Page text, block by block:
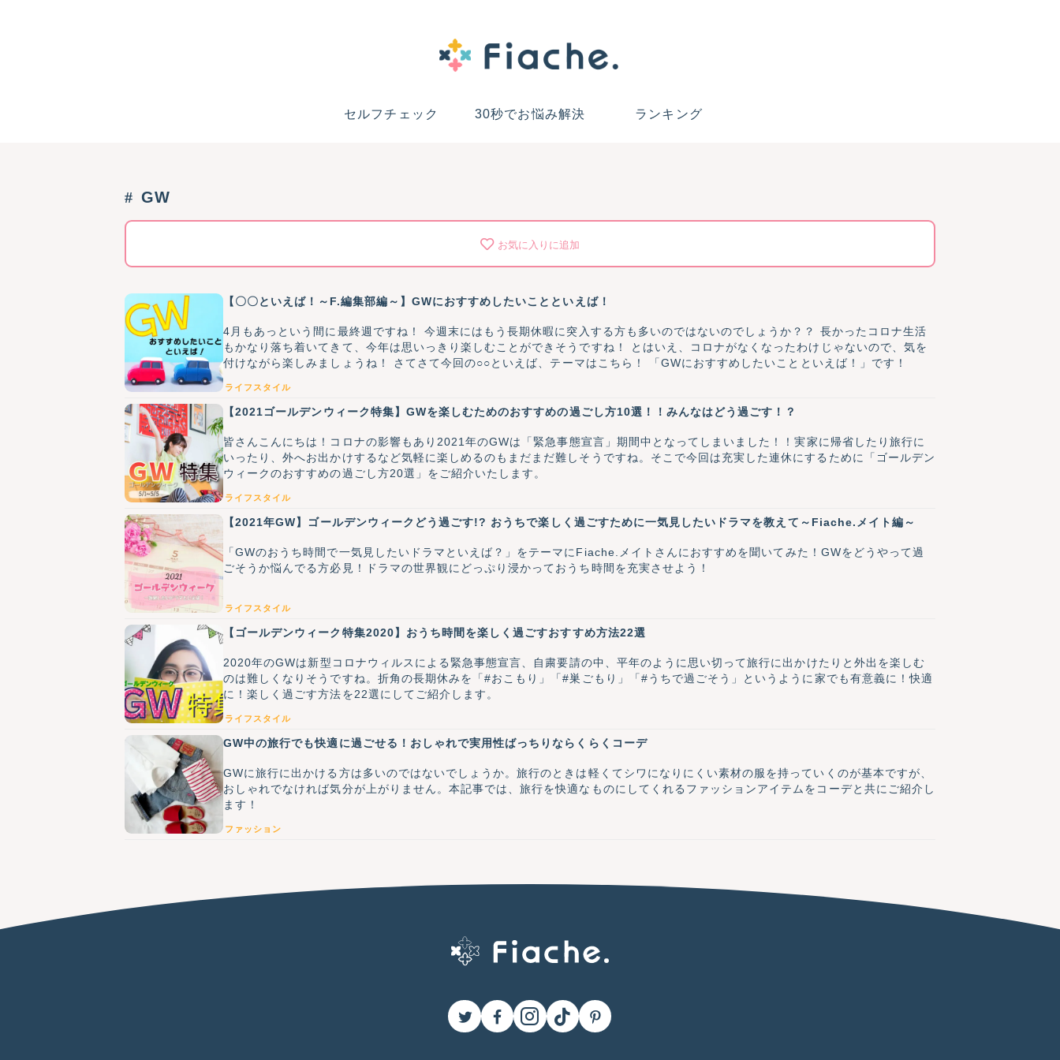
セルフチェック 30秒でお悩み解決 ランキング
GW
お気に入りに追加
【〇〇といえば！～F.編集部編～】GWにおすすめしたいことといえば！
4月もあっという間に最終週ですね！ 今週末にはもう長期休暇に突入する方も多いのではないのでしょうか？？ 長かったコロナ生活
もかなり落ち着いてきて、今年は思いっきり楽しむことができそうですね！ とはいえ、コロナがなくなったわけじゃないので、気を
付けながら楽しみましょうね！ さてさて今回の○○といえば、テーマはこちら！ 「GWにおすすめしたいことといえば！」です！
ライフスタイル
【2021ゴールデンウィーク特集】GWを楽しむためのおすすめの過ごし方10選！！みんなはどう過ごす！？
皆さんこんにちは！コロナの影響もあり2021年のGWは「緊急事態宣言」期間中となってしまいました！！実家に帰省したり旅行に
いったり、外へお出かけするなど気軽に楽しめるのもまだまだ難しそうですね。そこで今回は充実した連休にするために「ゴールデン
ウィークのおすすめの過ごし方20選」をご紹介いたします。
ライフスタイル
【2021年GW】ゴールデンウィークどう過ごす!? おうちで楽しく過ごすために一気見したいドラマを教えて～Fiache.メイト編～
「GWのおうち時間で一気見したいドラマといえば？」をテーマにFiache.メイトさんにおすすめを聞いてみた！GWをどうやって過
ごそうか悩んでる方必見！ドラマの世界観にどっぷり浸かっておうち時間を充実させよう！
ライフスタイル
【ゴールデンウィーク特集2020】おうち時間を楽しく過ごすおすすめ方法22選
2020年のGWは新型コロナウィルスによる緊急事態宣言、自粛要請の中、平年のように思い切って旅行に出かけたりと外出を楽しむ
のは難しくなりそうですね。折角の長期休みを「#おこもり」「#巣ごもり」「#うちで過ごそう」というように家でも有意義に！快適
に！楽しく過ごす方法を22選にしてご紹介します。
ライフスタイル
GW中の旅行でも快適に過ごせる！おしゃれで実用性ばっちりならくらくコーデ
GWに旅行に出かける方は多いのではないでしょうか。旅行のときは軽くてシワになりにくい素材の服を持っていくのが基本ですが、
おしゃれでなければ気分が上がりません。本記事では、旅行を快適なものにしてくれるファッションアイテムをコーデと共にご紹介し
ます！
ファッション